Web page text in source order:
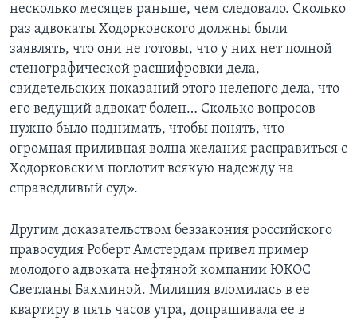
несколько месяцев раньше, чем следовало. Сколько
раз адвокаты Ходорковского должны были
заявлять, что они не готовы, что у них нет полной
стенографической расшифровки дела,
свидетельских показаний этого нелепого дела, что
его ведущий адвокат болен… Сколько вопросов
нужно было поднимать, чтобы понять, что
огромная приливная волна желания расправиться с
Ходорковским поглотит всякую надежду на
справедливый суд».
Другим доказательством беззакония российского
правосудия Роберт Амстердам привел пример
молодого адвоката нефтяной компании ЮКОС
Светланы Бахминой. Милиция вломилась в ее
квартиру в пять часов утра, допрашивала ее в